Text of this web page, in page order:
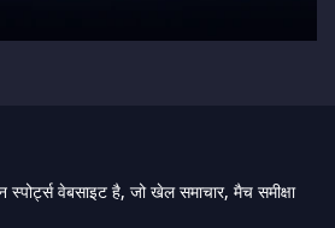
वेबसाइट है, जो खेल समाचार, मैच समीक्षा